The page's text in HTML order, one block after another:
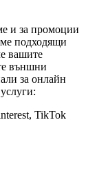
и за промоции
подходящи
вашите
външни
за онлайн
TikTok